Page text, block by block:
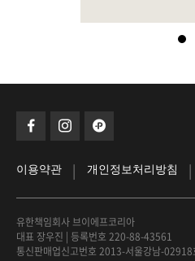
이용약관 | 개인정보처리방침 |
유한책임회사 브이에프코리아
대표 장우진 | 등록번호 220-88-43561
통신판매업신고번호 2013-서울강남-02918